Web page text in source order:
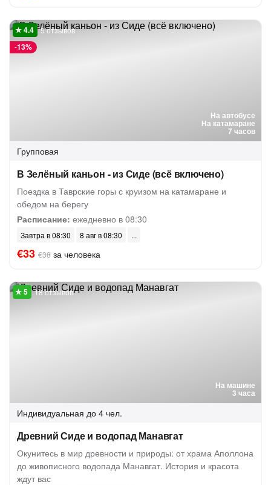
На автобусе
На катамаране
7 часов
-13%
5 отзывов
Групповая
В Зелёный каньон - из Сиде (всё включено)
Поездка в Таврские горы с круизом на катамаране и
обедом на берегу
Расписание: ежедневно в 08:30
Завтра в 08:30 8 авг в 08:30
€33 €38 за человека
На машине
3 часа
18 отзывов
Индивидуальная до 4 чел.
Древний Сиде и водопад Манавгат
Окунитесь в мир древности и природы: от храма Аполлона
до живописного водопада Манавгат. История и красота
ждут вас